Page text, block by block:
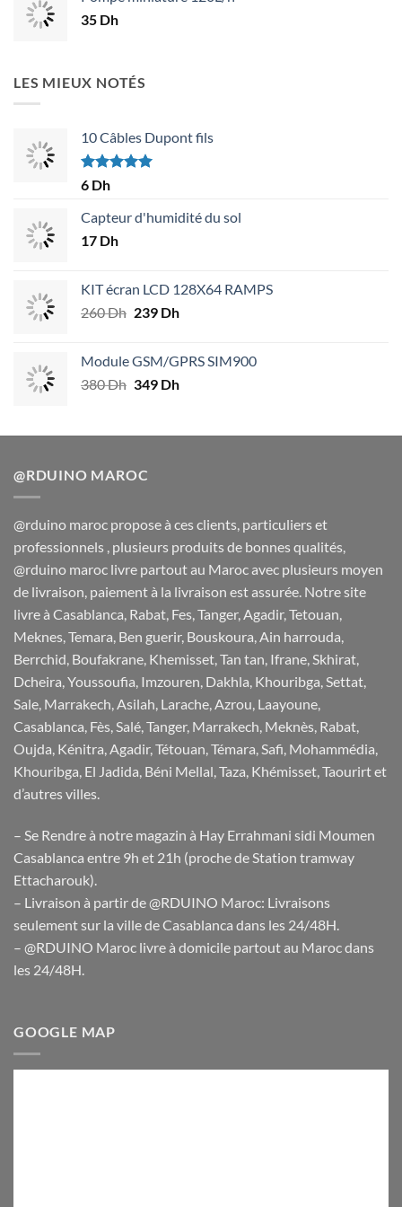
était :est :
35 Dh
LES MIEUX NOTÉS
10 Câbles Dupont fils
Note
6 Dh
Capteur d'humidité du sol
17 Dh
KIT écran LCD 128X64 RAMPS
260Dh Le
était :
260 Dh.
239 DhLe
est :
239 Dh.
Module GSM/GPRS SIM900
380Dh Le
était :
349 DhLe
est :
@RDUINO MAROC
@rduino maroc propose à ces clients, particuliers et
professionnels , plusieurs produits de bonnes qualités,
@rduino maroc livre partout au Maroc avec plusieurs moyen
de livraison, paiement à la livraison est assurée. Notre site
livre à Casablanca, Rabat, Fes, Tanger, Agadir, Tetouan,
Meknes, Temara, Ben guerir, Bouskoura, Ain harrouda,
Berrchid, Boufakrane, Khemisset, Tan tan, Ifrane, Skhirat,
Dcheira, Youssoufia, Imzouren, Dakhla, Khouribga, Settat,
Sale, Marrakech, Asilah, Larache, Azrou, Laayoune,
Casablanca, Fès, Salé, Tanger, Marrakech, Meknès, Rabat,
Oujda, Kénitra, Agadir, Tétouan, Témara, Safi, Mohammédia,
Khouribga, El Jadida, Béni Mellal, Taza, Khémisset, Taourirt et
d’autres villes.
– Se Rendre à notre magazin à Hay Errahmani sidi Moumen
Casablanca entre 9h et 21h (proche de Station tramway
Ettacharouk).
– Livraison à partir de @RDUINO Maroc: Livraisons
seulement sur la ville de Casablanca dans les 24/48H.
– @RDUINO Maroc livre à domicile partout au Maroc dans
les 24/48H.
GOOGLE MAP